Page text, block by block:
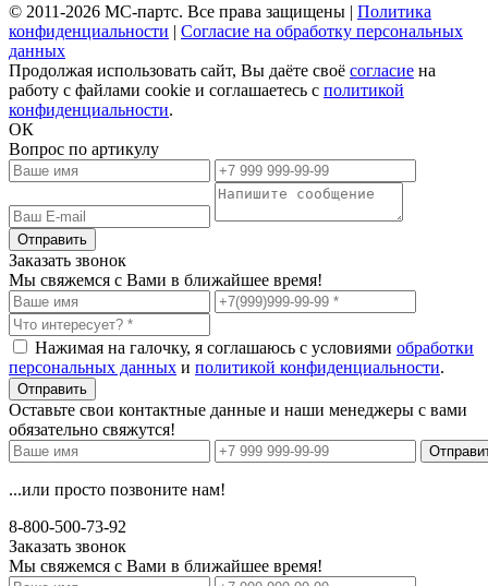
© 2011-2026 МС-партс. Все права защищены | Политика
конфиденциальности | Согласие на обработку персональных
данных
Продолжая использовать сайт, Вы даёте своё согласие на
работу с файлами cookie и соглашаетесь с политикой
конфиденциальности.
ОК
Вопрос по артикулу
Заказать звонок
Мы свяжемся с Вами в ближайшее время!
Нажимая на галочку, я соглашаюсь с условиями обработки
персональных данных и политикой конфиденциальности.
Оставьте свои контактные данные и наши менеджеры с вами
обязательно свяжутся!
...или просто позвоните нам!
8-800-500-73-92
Заказать звонок
Мы свяжемся с Вами в ближайшее время!